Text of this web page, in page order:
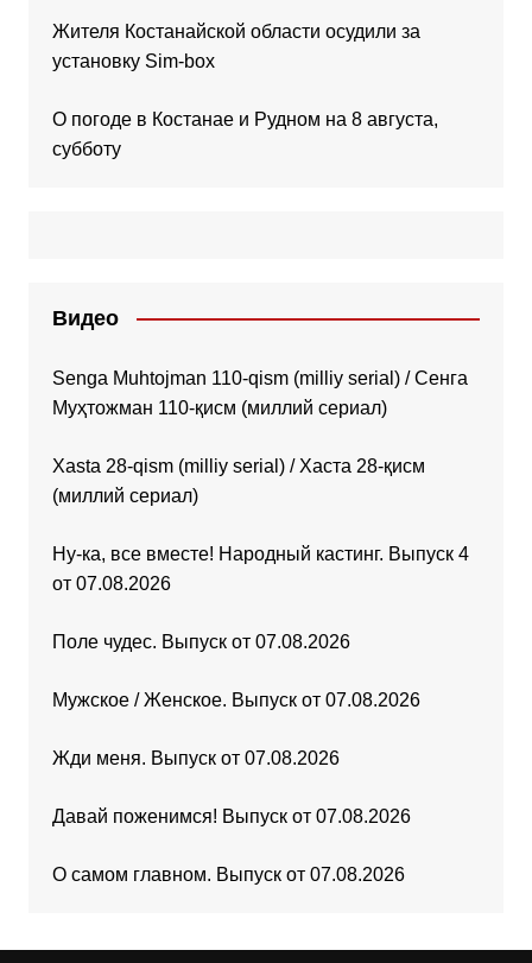
Жителя Костанайской области осудили за
установку Sim-box
О погоде в Костанае и Рудном на 8 августа,
субботу
Видео
Senga Muhtojman 110-qism (milliy serial) / Сенга
Муҳтожман 110-қисм (миллий сериал)
Xasta 28-qism (milliy serial) / Хаста 28-қисм
(миллий сериал)
Ну-ка, все вместе! Народный кастинг. Выпуск 4
от 07.08.2026
Поле чудес. Выпуск от 07.08.2026
Мужское / Женское. Выпуск от 07.08.2026
Жди меня. Выпуск от 07.08.2026
Давай поженимся! Выпуск от 07.08.2026
О самом главном. Выпуск от 07.08.2026